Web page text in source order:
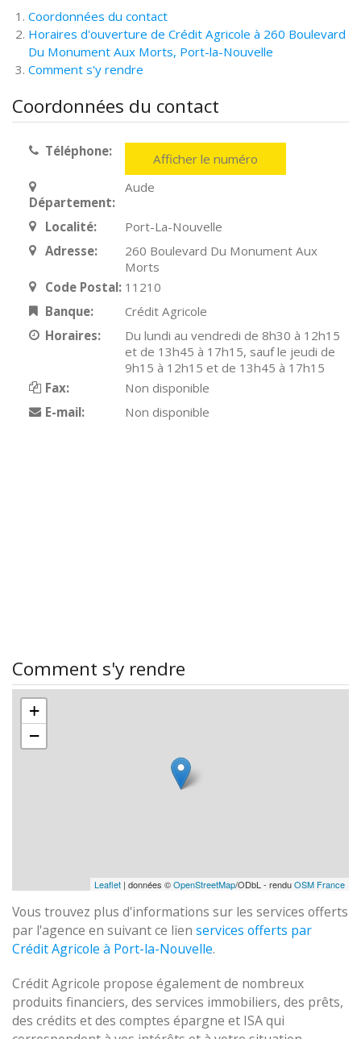
Coordonnées du contact
Horaires d'ouverture de Crédit Agricole à 260 Boulevard
Du Monument Aux Morts, Port-la-Nouvelle
Comment s'y rendre
Coordonnées du contact
Téléphone: Afficher le numéro
Département:
Aude
Localité:
Port-La-Nouvelle
Adresse:
260 Boulevard Du Monument Aux
Morts
Code Postal: 11210
Banque:
Crédit Agricole
Horaires:
Du lundi au vendredi de 8h30 à 12h15
et de 13h45 à 17h15, sauf le jeudi de
9h15 à 12h15 et de 13h45 à 17h15
Fax:
Non disponible
E-mail:
Non disponible
Comment s'y rendre
+
−
Leaflet | données ©OpenStreetMap/ODbL - renduOSM France
Vous trouvez plus d'informations sur les services offerts
par l'agence en suivant ce lien services offerts par
Crédit Agricole à Port-la-Nouvelle.
Crédit Agricole propose également de nombreux
produits financiers, des services immobiliers, des prêts,
des crédits et des comptes épargne et ISA qui